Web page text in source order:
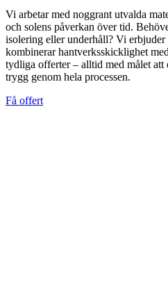
Vi arbetar med noggrant utvalda
och solens påverkan över tid.
isolering eller underhåll? Vi
kombinerar hantverksskicklighet
tydliga offerter – alltid med målet att
trygg genom hela processen.
Få offert